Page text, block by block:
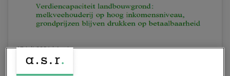
17 juli 2026 | 1 min.
Verdiencapaciteit onder druk door